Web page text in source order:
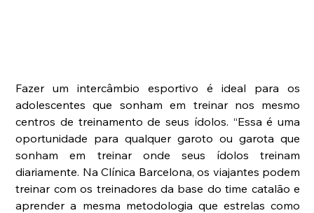
Fazer um intercâmbio esportivo é ideal para os
adolescentes que sonham em treinar nos mesmo
centros de treinamento de seus ídolos. “Essa é uma
oportunidade para qualquer garoto ou garota que
sonham em treinar onde seus ídolos treinam
diariamente. Na Clínica Barcelona, os viajantes podem
treinar com os treinadores da base do time catalão e
aprender a mesma metodologia que estrelas como